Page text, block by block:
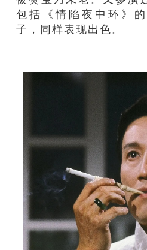
包括《情陷夜中环》
子，同样表现出色。